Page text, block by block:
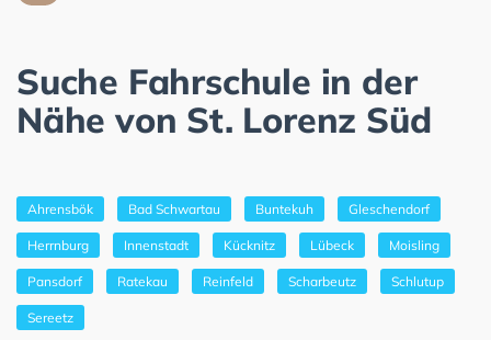
Suche Fahrschule in der
Nähe von St. Lorenz Süd
Ahrensbök Bad Schwartau Buntekuh Gleschendorf
Herrnburg Innenstadt Kücknitz Lübeck Moisling
Pansdorf Ratekau Reinfeld Scharbeutz Schlutup
Sereetz